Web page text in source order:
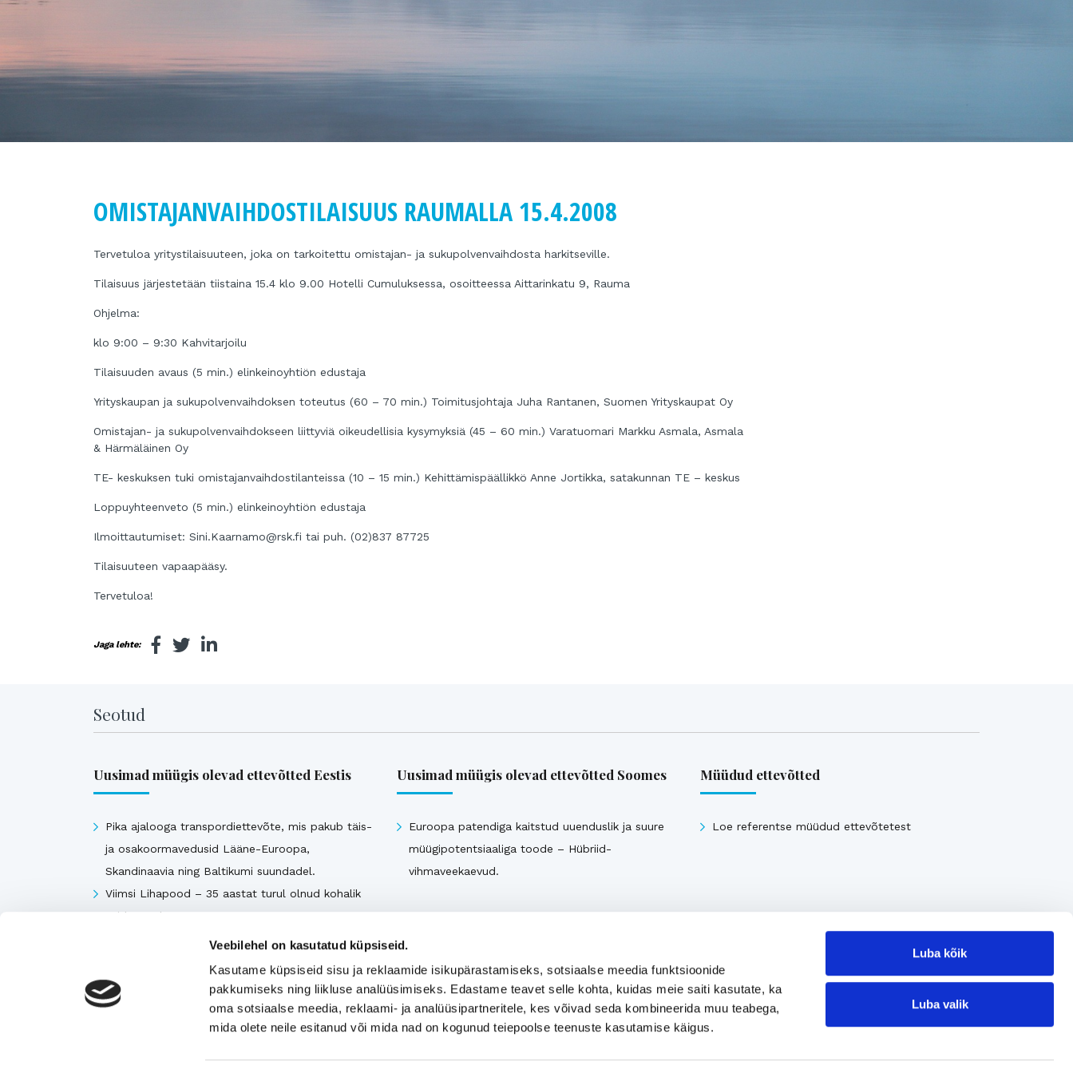
Veebilehel on kasutatud küpsiseid.
Kasutame küpsiseid sisu ja reklaamide isikupärastamiseks, sotsiaalse meedia funktsioonide
pakkumiseks ning liikluse analüüsimiseks. Edastame teavet selle kohta, kuidas meie saiti kasutate, ka
oma sotsiaalse meedia, reklaami- ja analüüsipartneritele, kes võivad seda kombineerida muu teabega,
mida olete neile esitanud või mida nad on kogunud teiepoolse teenuste kasutamise käigus.
Luba kõik
Luba valik
OMISTAJANVAIHDOSTILAISUUS RAUMALLA 15.4.2008
Tervetuloa yritystilaisuuteen, joka on tarkoitettu omistajan- ja sukupolvenvaihdosta harkitseville.
Tilaisuus järjestetään tiistaina 15.4 klo 9.00 Hotelli Cumuluksessa, osoitteessa Aittarinkatu 9, Rauma
Ohjelma:
klo 9:00 – 9:30 Kahvitarjoilu
Tilaisuuden avaus (5 min.) elinkeinoyhtiön edustaja
Yrityskaupan ja sukupolvenvaihdoksen toteutus (60 – 70 min.) Toimitusjohtaja Juha Rantanen, Suomen Yrityskaupat Oy
Omistajan- ja sukupolvenvaihdokseen liittyviä oikeudellisia kysymyksiä (45 – 60 min.) Varatuomari Markku Asmala, Asmala
& Härmäläinen Oy
TE- keskuksen tuki omistajanvaihdostilanteissa (10 – 15 min.) Kehittämispäällikkö Anne Jortikka, satakunnan TE – keskus
Loppuyhteenveto (5 min.) elinkeinoyhtiön edustaja
Ilmoittautumiset: Sini.Kaarnamo@rsk.fi tai puh. (02)837 87725
Tilaisuuteen vapaapääsy.
Tervetuloa!
Jaga lehte:
Seotud
Uusimad müügis olevad ettevõtted Eestis
Pika ajalooga transpordiettevõte, mis pakub täis-
ja osakoormavedusid Lääne-Euroopa,
Skandinaavia ning Baltikumi suundadel.
Viimsi Lihapood – 35 aastat turul olnud kohalik
toidupood
Eesti moebränd, mis pakub kvaliteetseid ja
Tugeva turupositsiooniga 3D printimise ja
seadmetega tegelev ettevõte
Rahvusvaheliselt tunnustatud metall- ja
Uusimad müügis olevad ettevõtted Soomes
Euroopa patendiga kaitstud uuenduslik ja suure
müügipotentsiaaliga toode – Hübriid-
vihmaveekaevud.
Müüdud ettevõtted
Loe referentse müüdud ettevõtetest